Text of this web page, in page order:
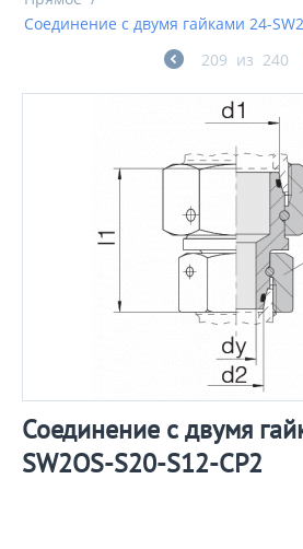
Соединение с двумя гайками 24-
209 из 240
Соединение с двумя
SW2OS-S20-S12-CP2